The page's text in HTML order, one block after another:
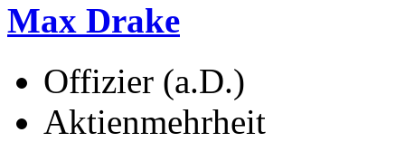
Max Drake
Offizier (a.D.)
Aktienmehrheit